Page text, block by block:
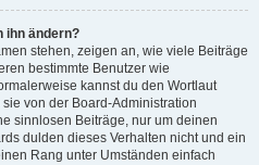
ihn ändern?
stehen, zeigen an, wie viele Beiträge
bestimmte Benutzer wie
kannst du den Wortlaut
von der Board-Administration
sinnlosen Beiträge, nur um deinen
dulden dieses Verhalten nicht und ein
Rang unter Umständen einfach